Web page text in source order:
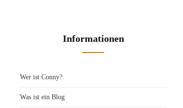
Informationen
Wer ist Conny?
Was ist ein Blog